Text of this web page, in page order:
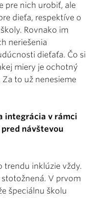
pre nich urobiť, ale
dieťa, respektíve o
Rovnako im
neriešenia
dieťaťa. Čo si
miery je ochotný
to už nenesieme
integrácia v rámci
návštevou
trendu inklúzie vždy.
V prvom
špeciálnu školu